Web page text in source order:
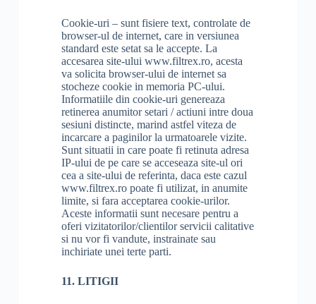
Cookie-uri – sunt fisiere text, controlate de
browser-ul de internet, care in versiunea
standard este setat sa le accepte. La
accesarea site-ului www.filtrex.ro, acesta
va solicita browser-ului de internet sa
stocheze cookie in memoria PC-ului.
Informatiile din cookie-uri genereaza
retinerea anumitor setari / actiuni intre doua
sesiuni distincte, marind astfel viteza de
incarcare a paginilor la urmatoarele vizite.
Sunt situatii in care poate fi retinuta adresa
IP-ului de pe care se acceseaza site-ul ori
cea a site-ului de referinta, daca este cazul
www.filtrex.ro poate fi utilizat, in anumite
limite, si fara acceptarea cookie-urilor.
Aceste informatii sunt necesare pentru a
oferi vizitatorilor/clientilor servicii calitative
si nu vor fi vandute, instrainate sau
inchiriate unei terte parti.
11. LITIGII